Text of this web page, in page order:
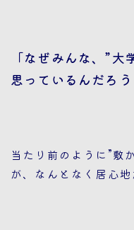
「なぜみんな、”
思っているんだろう
当たり前のように”敷
が、なんとなく居心地